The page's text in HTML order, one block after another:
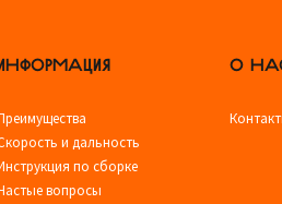
и дальность
по сборке
вопросы
О